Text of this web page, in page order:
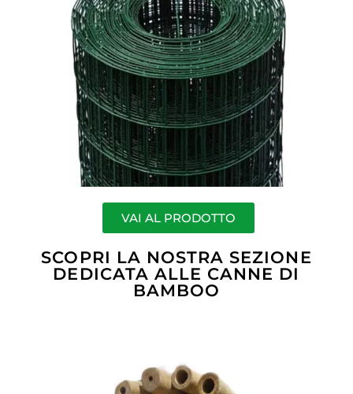
VAI AL PRODOTTO
SCOPRI LA NOSTRA SEZIONE
DEDICATA ALLE CANNE DI
BAMBOO